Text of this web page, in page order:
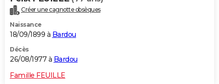
Créer une cagnotte obsèques
Naissance
18/09/1899 à Bardou
Décès
26/08/1977 à Bardou
Famille FEUILLE